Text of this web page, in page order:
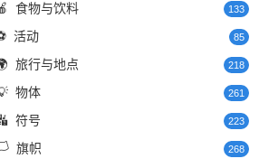
食物与饮料 133
活动 85
旅行与地点 218
物体 261
符号 223
旗帜 268